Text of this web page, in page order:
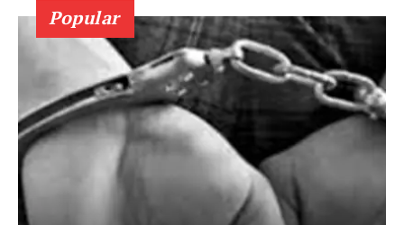
Popular